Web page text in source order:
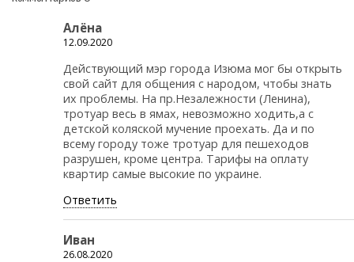
Алёна
12.09.2020
Действующий мэр города Изюма мог бы открыть
свой сайт для общения с народом, чтобы знать
их проблемы. На пр.Незалежности (Ленина),
тротуар весь в ямах, невозможно ходить,а с
детской коляской мучение проехать. Да и по
всему городу тоже тротуар для пешеходов
разрушен, кроме центра. Тарифы на оплату
квартир самые высокие по украине.
Ответить
Иван
26.08.2020